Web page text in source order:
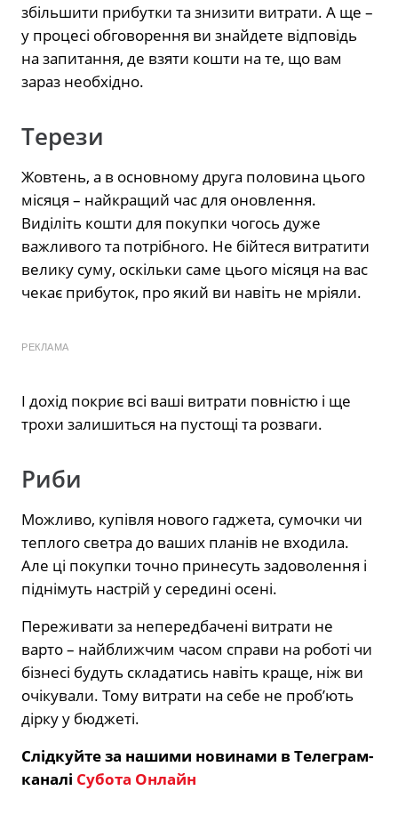
збільшити прибутки та знизити витрати. А ще –
у процесі обговорення ви знайдете відповідь
на запитання, де взяти кошти на те, що вам
зараз необхідно.
Терези
Жовтень, а в основному друга половина цього
місяця – найкращий час для оновлення.
Виділіть кошти для покупки чогось дуже
важливого та потрібного. Не бійтеся витратити
велику суму, оскільки саме цього місяця на вас
чекає прибуток, про який ви навіть не мріяли.
РЕКЛАМА
І дохід покриє всі ваші витрати повністю і ще
трохи залишиться на пустощі та розваги.
Риби
Можливо, купівля нового гаджета, сумочки чи
теплого светра до ваших планів не входила.
Але ці покупки точно принесуть задоволення і
піднімуть настрій у середині осені.
Переживати за непередбачені витрати не
варто – найближчим часом справи на роботі чи
бізнесі будуть складатись навіть краще, ніж ви
очікували. Тому витрати на себе не проб’ють
дірку у бюджеті.
Слідкуйте за нашими новинами в Телеграм-
каналі Субота Онлайн